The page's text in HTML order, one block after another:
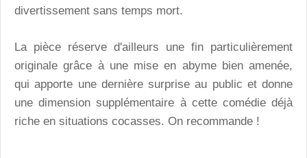
divertissement sans temps mort.
La pièce réserve d'ailleurs une fin particulièrement
originale grâce à une mise en abyme bien amenée,
qui apporte une dernière surprise au public et donne
une dimension supplémentaire à cette comédie déjà
riche en situations cocasses. On recommande !